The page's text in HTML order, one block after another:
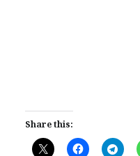
Share this: